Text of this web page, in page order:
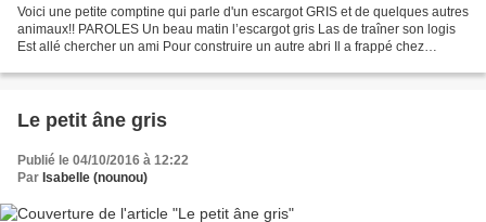
Voici une petite comptine qui parle d'un escargot GRIS et de quelques autres
animaux!! PAROLES Un beau matin l’escargot gris Las de traîner son logis
Est allé chercher un ami Pour construire un autre abri Il a frappé chez
Le petit âne gris
Publié le 04/10/2016 à 12:22
Par Isabelle (nounou)